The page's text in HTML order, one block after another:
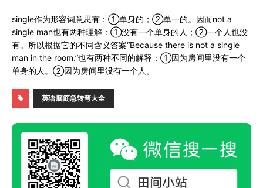
single作为形容词意思有：①单身的；②单一的。因而not a
single man也有两种理解：①没有一个单身的人；②一个人也没
有。所以根据它的不同含义答案“Because there is not a single
man in the room.”也有两种不同的解释：①因为房间里没有一个
单身的人。②因为房间里没有一个人。
英语脑筋急转弯大全